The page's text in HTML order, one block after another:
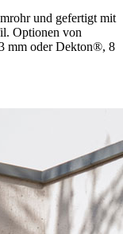
und gefertigt mit
Optionen von
mm oder Dekton®, 8